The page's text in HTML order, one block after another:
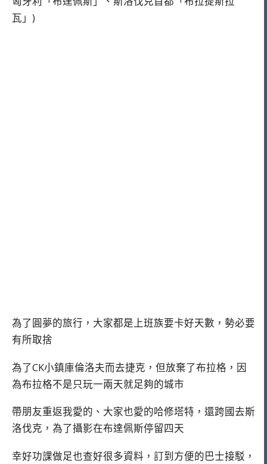
瓦」)
為了圓夢的旅行，大家都是上班族要卡好天數，勢必要
有所取捨
為了CK小鎮庫倫洛夫而去捷克，但放棄了布拉格，因
為布拉格不是只玩一兩天就足夠的城市
帶朋友重返我愛的、大家也愛的哈修塔特，還跨國去斯
洛伐克，為了攝影在布達佩斯停留四天
幸好功課做足也查好很多資料，訂到方便的巴士接駁，